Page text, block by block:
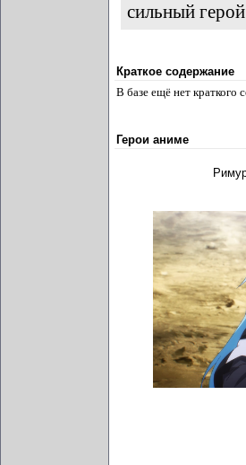
сильный герой
Краткое содержание
В базе ещё нет
Герои аниме